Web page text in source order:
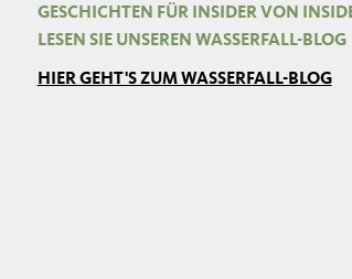
GESCHICHTEN FÜR INSIDER VON
LESEN SIE UNSEREN WASSERFALL-BLOG
HIER GEHT'S ZUM WASSERFALL-BLOG